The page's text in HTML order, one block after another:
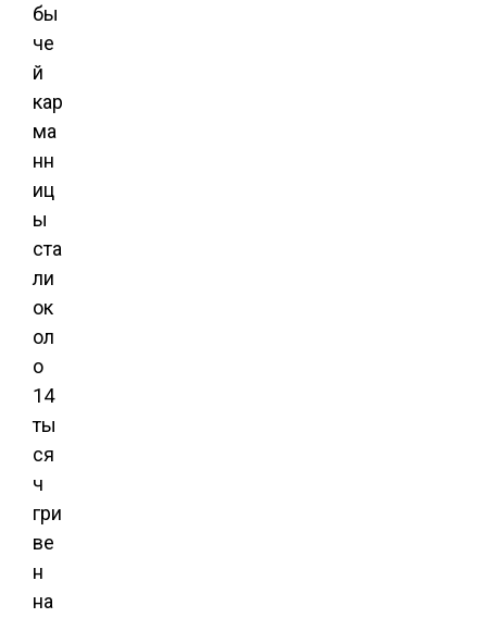
бы
че
й
кар
ма
нн
иц
ы
ста
ли
ок
ол
о
14
ты
ся
ч
гри
ве
н
на